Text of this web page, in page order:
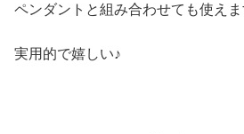
ペンダントと組み合わせても使えま
実用的で嬉しい♪